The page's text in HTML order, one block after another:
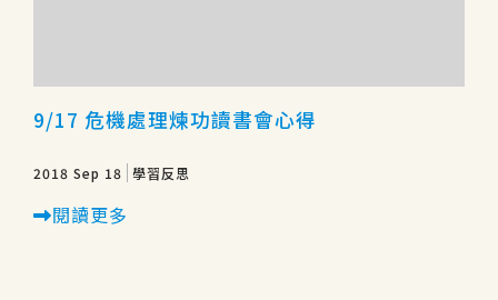
9/17 危機處理煉功讀書會心得
2018 Sep 18 學習反思
閱讀更多